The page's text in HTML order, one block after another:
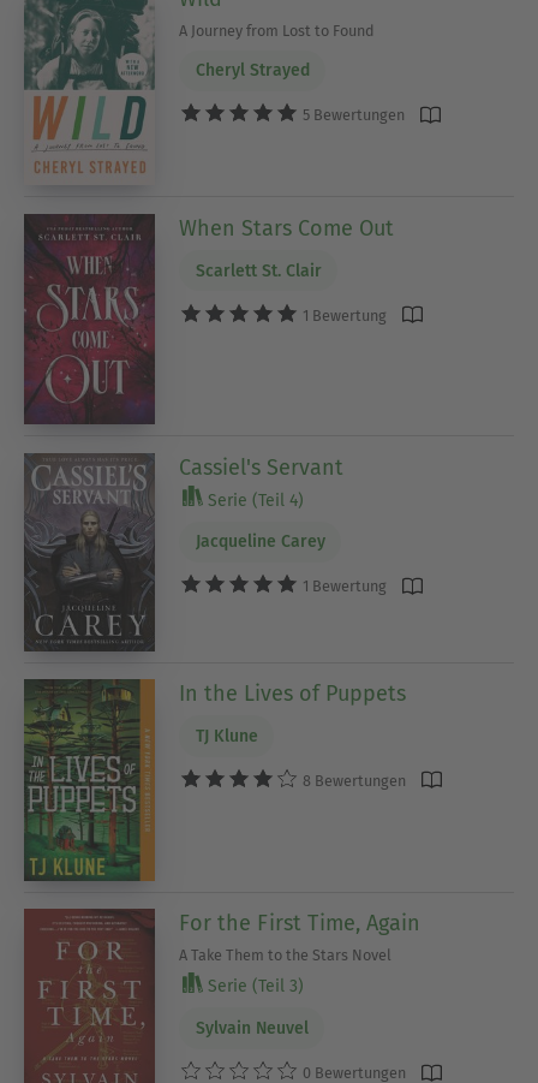
A Journey from Lost to Found
Cheryl Strayed
5 Bewertungen
When Stars Come Out
Scarlett St. Clair
1 Bewertung
Cassiel's Servant
Serie (Teil 4)
Jacqueline Carey
1 Bewertung
In the Lives of Puppets
TJ Klune
8 Bewertungen
For the First Time, Again
A Take Them to the Stars Novel
Serie (Teil 3)
Sylvain Neuvel
0 Bewertungen